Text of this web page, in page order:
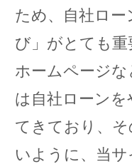
ため、自社ロ
び」がとても重
ホームページ
は自社ローン
てきており、
いように、当